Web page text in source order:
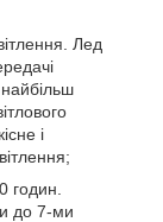
Лед
і
годин.
до 7-ми